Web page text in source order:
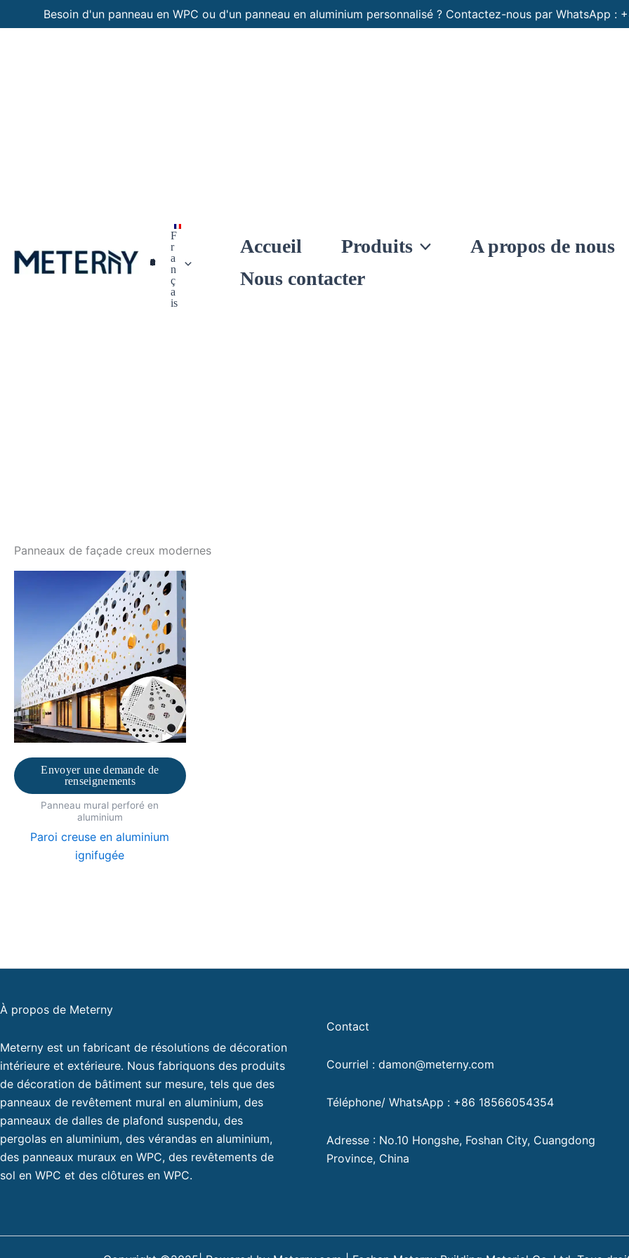
au
Besoin d'un panneau en WPC ou d'un panneau en aluminium personnalisé ? Contactez-nous par WhatsApp
Panneaux Personnalisés
F
r
a
n
ç
a
is
Accueil Produits A propos de nous
Nous contacter
Panneaux de façade creux modernes
Envoyer une demande de
renseignements
Panneau mural perforé en
aluminium
Paroi creuse en aluminium
ignifugée
À propos de Meterny
Meterny est un fabricant de résolutions de décoration
intérieure et extérieure. Nous fabriquons des produits
de décoration de bâtiment sur mesure, tels que des
panneaux de revêtement mural en aluminium, des
panneaux de dalles de plafond suspendu, des
pergolas en aluminium, des vérandas en aluminium,
des panneaux muraux en WPC, des revêtements de
sol en WPC et des clôtures en WPC.
Contact
Courriel : damon@meterny.com
Téléphone/ WhatsApp : +86 18566054354
Adresse : No.10 Hongshe, Foshan City, Cuangdong
Province, China